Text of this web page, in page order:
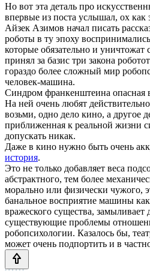
Но вот эта деталь про
впервые из поста услышал, ох как
Айзек Азимов начал писать
роботы в ту эпоху
которые обязательно и уничтожат
принял за базис три закона
гораздо более сложный мир
человек-машина.
Синдром франкенштеина опасная
На ней очень любят
возьми, одно дело кино, а другое
приближенная к реальной жизни
допускать никак.
Даже в кино нужно быть очень
история.
Это не только добавляет веса
абстрактного, тем более
морально или физически чужого,
банальное восприятие машины
вражеского существа, замыливает
существующие проблемы
робопсихологии. Казалось бы,
может очень подпортить и в